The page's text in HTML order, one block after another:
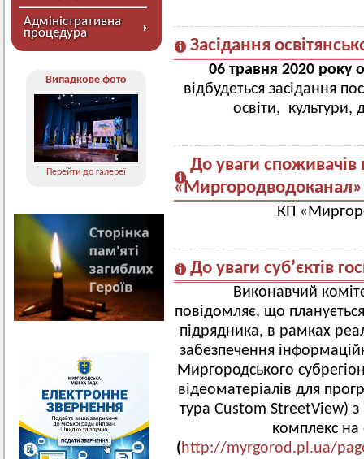
Адміністративна
процедура
Випадкове фото
Перейти до галереї
Засідання
06 травня 2020 року
відбудеться засідання
освіти, культури,
До уваги споживачів
КП
До уваги суб’єктів
Виконавчий
повідомляє, що
підрядника, в рамках
забезпечення
Миргородського
відеоматеріалів для
тура Custom StreetView) з
комплекс на
(http://myrgorod.pl.ua/